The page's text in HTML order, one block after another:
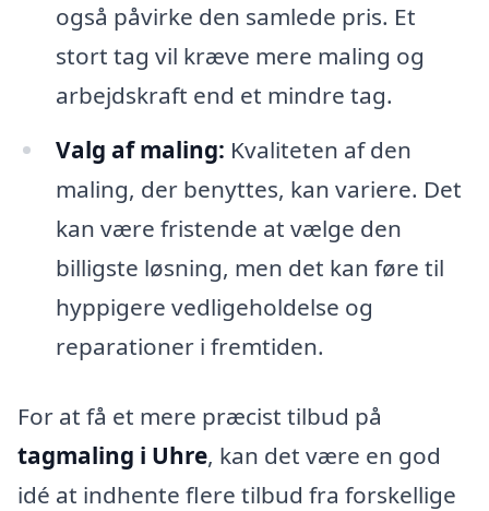
også påvirke den samlede pris. Et
stort tag vil kræve mere maling og
arbejdskraft end et mindre tag.
Valg af maling: Kvaliteten af den
maling, der benyttes, kan variere. Det
kan være fristende at vælge den
billigste løsning, men det kan føre til
hyppigere vedligeholdelse og
reparationer i fremtiden.
For at få et mere præcist tilbud på
tagmaling i Uhre, kan det være en god
idé at indhente flere tilbud fra forskellige